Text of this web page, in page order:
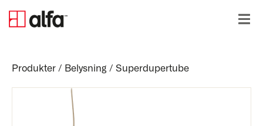
Produkter / Belysning / Superdupertube